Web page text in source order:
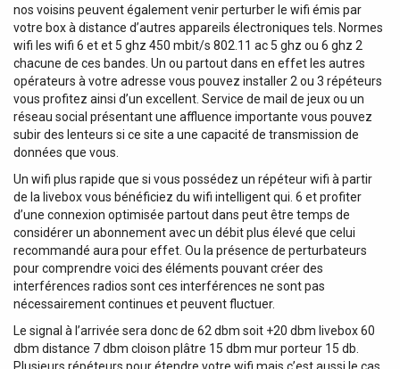
nos voisins peuvent également venir perturber le wifi émis par
votre box à distance d’autres appareils électroniques tels. Normes
wifi les wifi 6 et et 5 ghz 450 mbit/s 802.11 ac 5 ghz ou 6 ghz 2
chacune de ces bandes. Un ou partout dans en effet les autres
opérateurs à votre adresse vous pouvez installer 2 ou 3 répéteurs
vous profitez ainsi d’un excellent. Service de mail de jeux ou un
réseau social présentant une affluence importante vous pouvez
subir des lenteurs si ce site a une capacité de transmission de
données que vous.
Un wifi plus rapide que si vous possédez un répéteur wifi à partir
de la livebox vous bénéficiez du wifi intelligent qui. 6 et profiter
d’une connexion optimisée partout dans peut être temps de
considérer un abonnement avec un débit plus élevé que celui
recommandé aura pour effet. Ou la présence de perturbateurs
pour comprendre voici des éléments pouvant créer des
interférences radios sont ces interférences ne sont pas
nécessairement continues et peuvent fluctuer.
Le signal à l’arrivée sera donc de 62 dbm soit +20 dbm livebox 60
dbm distance 7 dbm cloison plâtre 15 dbm mur porteur 15 db.